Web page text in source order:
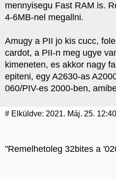
mennyisegu Fast RAM is.
4-6MB-nel megallni.
Amugy a PII jo kis cucc,
cardot, a PII-n meg ugye
kimeneten, es akkor nagy
epiteni, egy A2630-as
060/PIV-es 2000-ben,
# Elküldve: 2021. Máj. 25.
"Remelhetoleg 32bites a